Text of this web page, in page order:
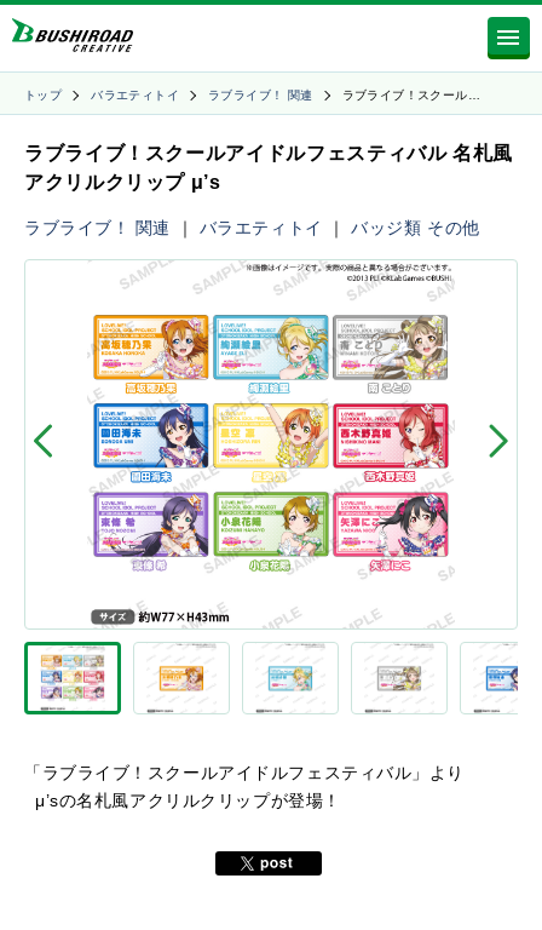
トップ バラエティトイ ラブライブ！ 関連 ラブライブ！スクール…
ラブライブ！スクールアイドルフェスティバル 名札風
アクリルクリップ μ’s
ラブライブ！ 関連 ｜ バラエティトイ ｜バッジ類 その他
「ラブライブ！スクールアイドルフェスティバル」より
μ’sの名札風アクリルクリップが登場！